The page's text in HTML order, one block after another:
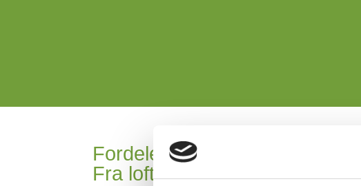
Fordele ved isolering i
Fra loftsrum til garagen